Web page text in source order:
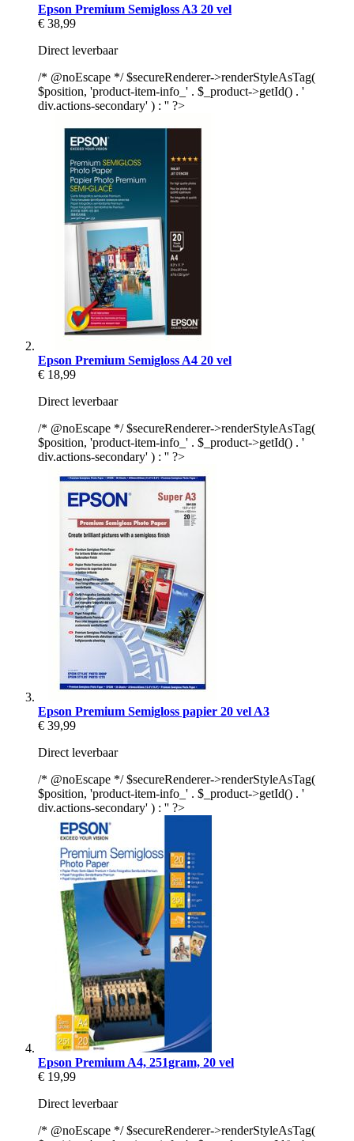
Epson Premium Semigloss A3 20 vel
€ 38,99
Direct leverbaar
/* @noEscape */ $secureRenderer->renderStyleAsTag(
$position, 'product-item-info_' . $_product->getId() . '
div.actions-secondary' ) : '' ?>
Epson Premium Semigloss A4 20 vel
€ 18,99
Direct leverbaar
/* @noEscape */ $secureRenderer->renderStyleAsTag(
$position, 'product-item-info_' . $_product->getId() . '
div.actions-secondary' ) : '' ?>
Epson Premium Semigloss papier 20 vel A3
€ 39,99
Direct leverbaar
/* @noEscape */ $secureRenderer->renderStyleAsTag(
$position, 'product-item-info_' . $_product->getId() . '
div.actions-secondary' ) : '' ?>
Epson Premium A4, 251gram, 20 vel
€ 19,99
Direct leverbaar
/* @noEscape */ $secureRenderer->renderStyleAsTag(